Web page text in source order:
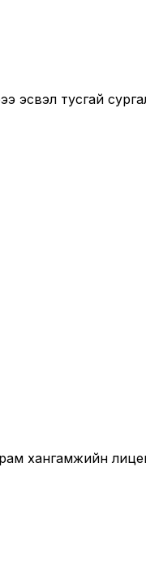
эсвэл тусгай
хангамжийн